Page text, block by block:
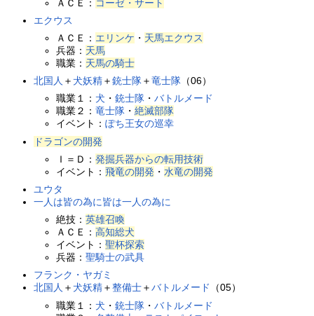
ＡＣＥ： コーゼ・サート
エクウス
ＡＣＥ： エリンケ ・ 天馬エクウス
兵器： 天馬
職業： 天馬の騎士
北国人 ＋犬妖精＋銃士隊＋竜士隊 （06）
職業１：犬 ・銃士隊 ・バトルメード
職業２：竜士隊 ・絶滅部隊
イベント：ぽち王女の巡幸
ドラゴンの開発
Ｉ＝Ｄ：発掘兵器からの転用技術
イベント：飛竜の開発 ・水竜の開発
ユウタ
一人は皆の為に皆は一人の為に
絶技：英雄召喚
ＡＣＥ：高知総犬
イベント：聖杯探索
兵器：聖騎士の武具
フランク・ヤガミ
北国人 ＋犬妖精＋整備士＋バトルメード
（05）
職業１：犬 ・銃士隊 ・バトルメード